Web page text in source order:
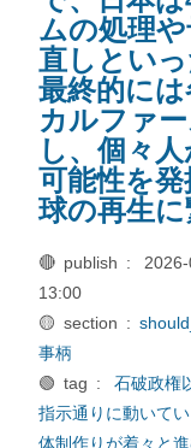
ムの処理
直しといっ
最終的に
カルファ
し、個々
可能性を
球の再生に
🔴 publish :
13:00
🟡 section :
事柄
🟢 tag :
石破政権
指示通りに動いて
体制作りが着々と